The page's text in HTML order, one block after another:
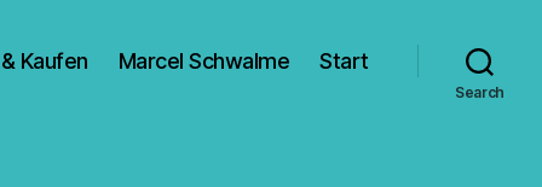
Kaufen Marcel Schwalme Start
Search